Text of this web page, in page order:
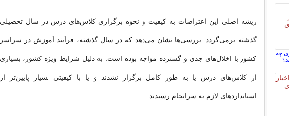
ریشه اصلی این اعتراضات به کیفیت و نحوه برگزاری کلاس‌های درس در سال تحصیلی
گذشته برمی‌گردد. بررسی‌ها نشان می‌دهد که در سال گذشته، فرآیند آموزش در سراسر
کشور با اخلال‌های جدی و گسترده مواجه بوده است. به دلیل شرایط ویژه کشور، بسیاری
از کلاس‌های درس یا به ‌طور کامل برگزار نشدند و یا با کیفیتی بسیار پایین‌تر از
استانداردهای لازم به سرانجام رسیدند.
چه